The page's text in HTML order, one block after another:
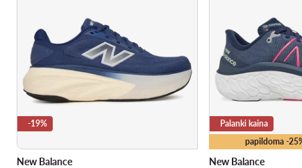
-19%
New Balance
papildoma -
Palanki kaina
New Balance